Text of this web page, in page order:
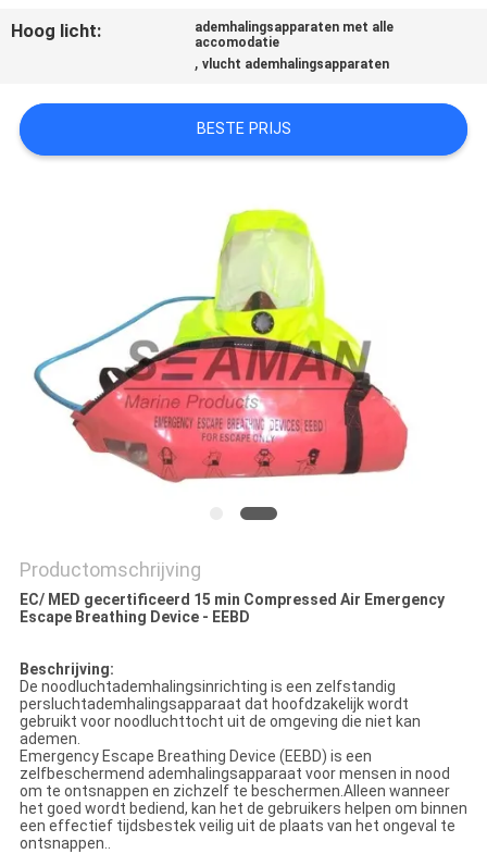
PRIVACY
Hoog licht:
ademhalingsapparaten met alle
accomodatie
,vlucht ademhalingsapparaten
BESTE PRIJS
Productomschrijving
EC/ MED gecertificeerd 15 min Compressed Air Emergency
Escape Breathing Device - EEBD
Beschrijving:
De noodluchtademhalingsinrichting is een zelfstandig
persluchtademhalingsapparaat dat hoofdzakelijk wordt
gebruikt voor noodluchttocht uit de omgeving die niet kan
ademen.
Emergency Escape Breathing Device (EEBD) is een
zelfbeschermend ademhalingsapparaat voor mensen in nood
om te ontsnappen en zichzelf te beschermen.Alleen wanneer
het goed wordt bediend, kan het de gebruikers helpen om binnen
een effectief tijdsbestek veilig uit de plaats van het ongeval te
ontsnappen..